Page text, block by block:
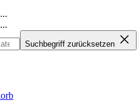
Suchbegriff zurücksetzen